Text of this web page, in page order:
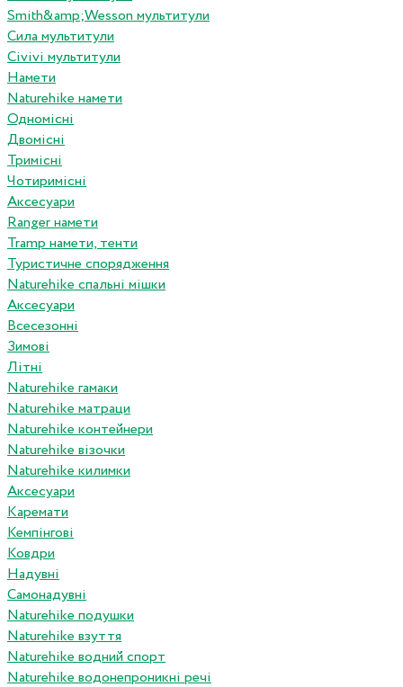
Smith&amp;Wesson мультитули
Сила мультитули
Civivi мультитули
Намети
Naturehike намети
Одномісні
Двомісні
Тримісні
Чотиримісні
Аксесуари
Ranger намети
Tramp намети, тенти
Туристичне спорядження
Naturehike спальні мішки
Аксесуари
Всесезонні
Зимові
Літні
Naturehike гамаки
Naturehike матраци
Naturehike контейнери
Naturehike візочки
Naturehike килимки
Аксесуари
Каремати
Кемпінгові
Ковдри
Надувні
Самонадувні
Naturehike подушки
Naturehike взуття
Naturehike водний спорт
Naturehike водонепроникні речі